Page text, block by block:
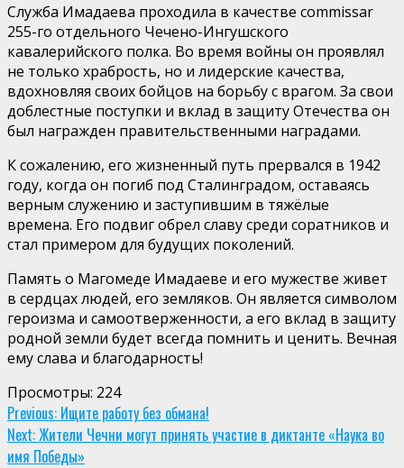
Служба Имадаева проходила в качестве commissar
255-го отдельного Чечено-Ингушского
кавалерийского полка. Во время войны он проявлял
не только храбрость, но и лидерские качества,
вдохновляя своих бойцов на борьбу с врагом. За свои
доблестные поступки и вклад в защиту Отечества он
был награжден правительственными наградами.
К сожалению, его жизненный путь прервался в 1942
году, когда он погиб под Сталинградом, оставаясь
верным служению и заступившим в тяжёлые
времена. Его подвиг обрел славу среди соратников и
стал примером для будущих поколений.
Память о Магомеде Имадаеве и его мужестве живет
в сердцах людей, его земляков. Он является символом
героизма и самоотверженности, а его вклад в защиту
родной земли будет всегда помнить и ценить. Вечная
ему слава и благодарность!
Просмотры: 224
Continue
Reading
Previous: Ищите работу без обмана!
Next:Жители Чечни могут принять участие в диктанте «Наука во
имя Победы»